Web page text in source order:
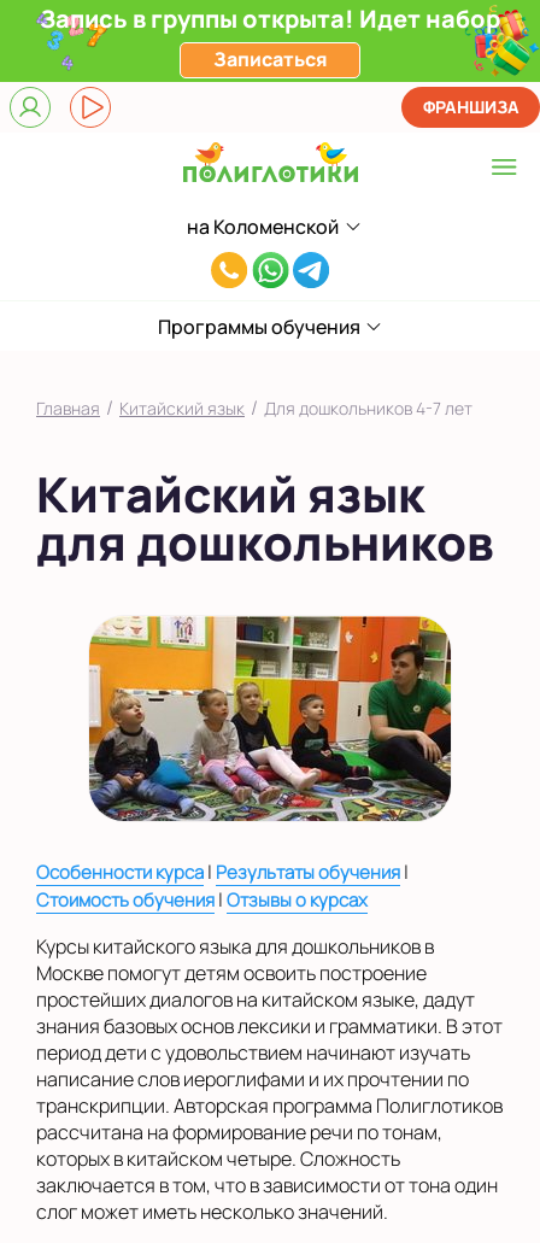
Запись в группы открыта! Идет набор
Записаться
на Коломенской
Выберите центр
Верхние Лихоборы
ЖК Прокшино
Якиманка
в Южном Бутово
на Беломорской
на Домодедовской
на Коломенской
в Московской
области
Выбрать другой город
8(929)520-
80
ФРАНШИЗА
Программы обучения
Главная / Китайский язык / Для дошкольников 4-7 лет
Китайский язык
для дошкольников
Особенности курса| Результаты обучения|
Стоимость обучения|Отзывы о курсах
Курсы китайского языка для дошкольников в
Москве помогут детям освоить построение
простейших диалогов на китайском языке, дадут
знания базовых основ лексики и грамматики. В этот
период дети с удовольствием начинают изучать
написание слов иероглифами и их прочтении по
транскрипции. Авторская программа Полиглотиков
рассчитана на формирование речи по тонам,
которых в китайском четыре. Сложность
заключается в том, что в зависимости от тона один
слог может иметь несколько значений.